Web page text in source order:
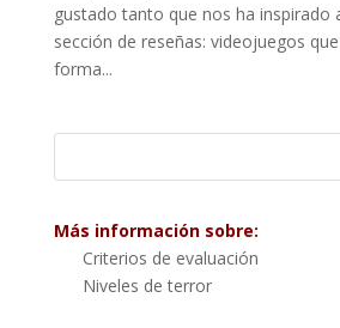
gustado tanto que nos ha inspirado
sección de reseñas: videojuegos
forma...
Más información sobre:
Criterios de evaluación
Niveles de terror